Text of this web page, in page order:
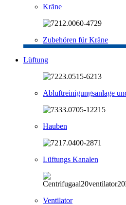
Kräne
Zubehören für Kräne
Lüftung
Abluftreinigungsanlage
Hauben
Lüftungs Kanalen
Ventilator